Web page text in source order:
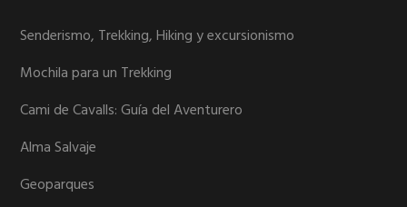
Senderismo, Trekking, Hiking y excursionismo
Mochila para un Trekking
Cami de Cavalls: Guía del Aventurero
Alma Salvaje
Geoparques